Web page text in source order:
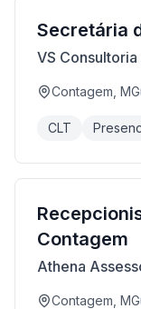
Secretária
VS
Contagem, MG
CLT
Contagem
Athena
Contagem, MG